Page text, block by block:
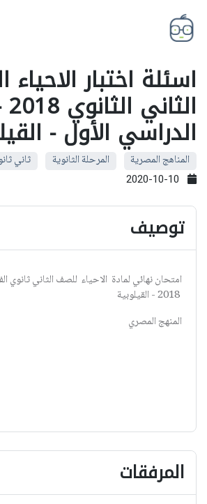
اسئلة اختبار
الدراسي الأول -
المناهج المصرية المرحلة الثانوية ثاني
توصيف
امتحان نهائي لمادة الاحياء للصف الثاني ثانوي
المنهج المصري
المرفقات